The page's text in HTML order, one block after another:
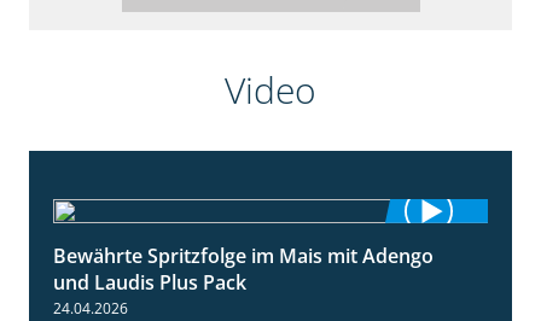
Video
1:22
Bewährte Spritzfolge im Mais mit Adengo
und Laudis Plus Pack
24.04.2026